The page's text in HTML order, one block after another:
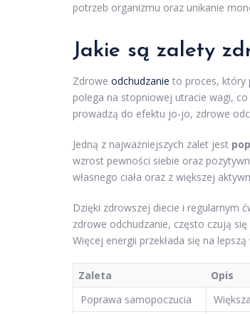
potrzeb organizmu oraz unikanie
Jakie są zalety
Zdrowe odchudzanie to proces, który
polega na stopniowej utracie wagi,
prowadzą do efektu jo-jo, zdrowe
Jedną z najważniejszych zalet jest
wzrost pewności siebie oraz
własnego ciała oraz z większej
Dzięki zdrowszej diecie i regularnym
zdrowe odchudzanie, często czują
Więcej energii przekłada się na
Zaleta
Opis
Poprawa samopoczucia